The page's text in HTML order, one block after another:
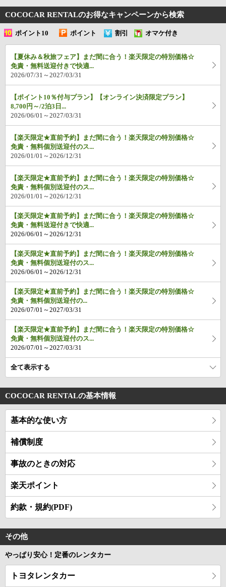
COCOCAR RENTALのお得なキャンペーンから検索
ポイント10
ポイント
割引 オマケ付き
【夏休み＆秋旅フェア】まだ間に合う！楽天限定の特別価格☆
免責・無料送迎付きで快適...
2026/07/31～2027/03/31
【ポイント10％付与プラン】【オンライン決済限定プラン】
8,700円～/2泊3日...
2026/06/01～2027/03/31
【楽天限定★直前予約】まだ間に合う！楽天限定の特別価格☆
免責・無料個別送迎付のス...
2026/01/01～2026/12/31
【楽天限定★直前予約】まだ間に合う！楽天限定の特別価格☆
免責・無料個別送迎付のス...
2026/01/01～2026/12/31
【楽天限定★直前予約】まだ間に合う！楽天限定の特別価格☆
免責・無料送迎付きで快適...
2026/06/01～2026/12/31
【楽天限定★直前予約】まだ間に合う！楽天限定の特別価格☆
免責・無料個別送迎付のス...
2026/06/01～2026/12/31
【楽天限定★直前予約】まだ間に合う！楽天限定の特別価格☆
免責・無料個別送迎付の...
2026/07/01～2027/03/31
【楽天限定★直前予約】まだ間に合う！楽天限定の特別価格☆
免責・無料個別送迎付のス...
2026/07/01～2027/03/31
全て表示する
COCOCAR RENTALの基本情報
基本的な使い方
補償制度
事故のときの対応
楽天ポイント
約款・規約(PDF)
その他
やっぱり安心！定番のレンタカー
トヨタレンタカー